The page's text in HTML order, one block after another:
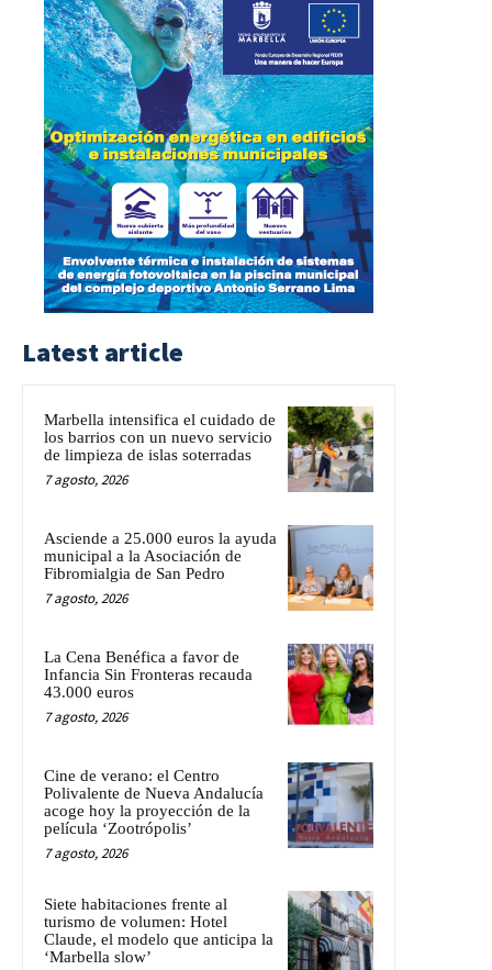
Latest article
Marbella intensifica el cuidado de
los barrios con un nuevo servicio
de limpieza de islas soterradas
7 agosto, 2026
Asciende a 25.000 euros la ayuda
municipal a la Asociación de
Fibromialgia de San Pedro
7 agosto, 2026
La Cena Benéfica a favor de
Infancia Sin Fronteras recauda
43.000 euros
7 agosto, 2026
Cine de verano: el Centro
Polivalente de Nueva Andalucía
acoge hoy la proyección de la
película ‘Zootrópolis’
7 agosto, 2026
Siete habitaciones frente al
turismo de volumen: Hotel
Claude, el modelo que anticipa la
‘Marbella slow’